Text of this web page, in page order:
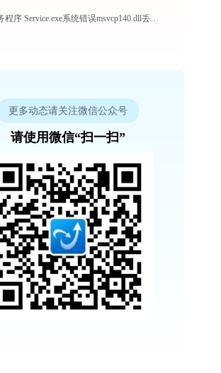
服务程序 Service.exe系统错误msvcp140.dll丢失如何解决
更多动态请关注微信公众号
请使用微信“扫一扫”